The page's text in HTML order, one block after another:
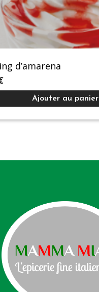
d’amarena
Ajouter au panier